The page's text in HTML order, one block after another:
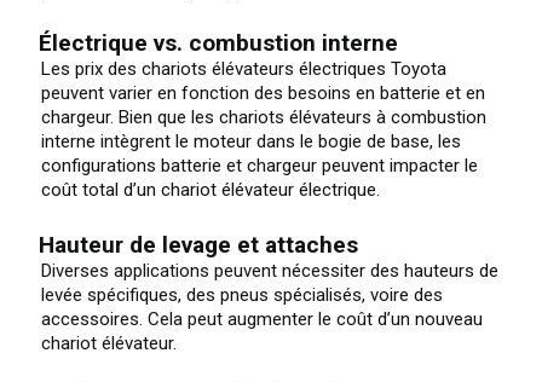
Électrique vs. combustion interne
Les prix des chariots élévateurs électriques Toyota
peuvent varier en fonction des besoins en batterie et en
chargeur. Bien que les chariots élévateurs à combustion
interne intègrent le moteur dans le bogie de base, les
configurations batterie et chargeur peuvent impacter le
coût total d’un chariot élévateur électrique.
Hauteur de levage et attaches
Diverses applications peuvent nécessiter des hauteurs de
levée spécifiques, des pneus spécialisés, voire des
accessoires. Cela peut augmenter le coût d’un nouveau
chariot élévateur.